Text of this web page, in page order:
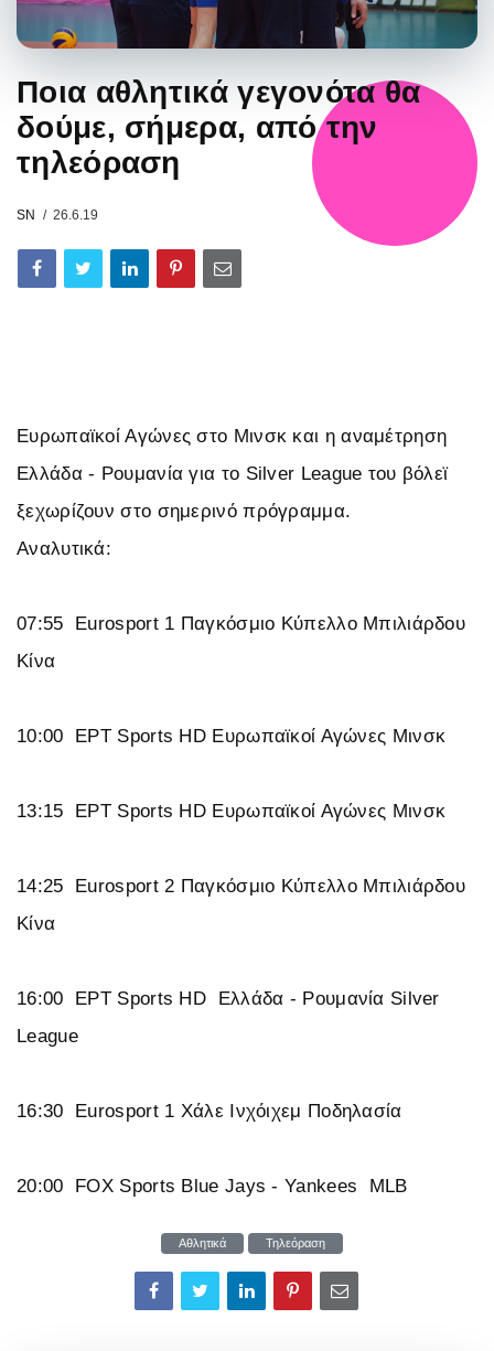
Ποια αθλητικά γεγονότα θα
δούμε, σήμερα, από την
τηλεόραση
SN 26.6.19
Ευρωπαϊκοί Αγώνες στο Μινσκ και η αναμέτρηση
Ελλάδα - Ρουμανία για το Silver League του βόλεϊ
ξεχωρίζουν στο σημερινό πρόγραμμα.
Αναλυτικά:
07:55 Eurosport 1 Παγκόσμιο Κύπελλο Μπιλιάρδου
Κίνα
10:00 ΕΡΤ Sports HD Ευρωπαϊκοί Αγώνες Μινσκ
13:15 ΕΡΤ Sports HD Ευρωπαϊκοί Αγώνες Μινσκ
14:25 Eurosport 2 Παγκόσμιο Κύπελλο Μπιλιάρδου
Κίνα
16:00 ΕΡΤ Sports HD Ελλάδα - Ρουμανία Silver
League
16:30 Eurosport 1 Χάλε Ινχόιχεμ Ποδηλασία
20:00 FOX Sports Blue Jays - Yankees MLB
Αθλητικά Τηλεόραση